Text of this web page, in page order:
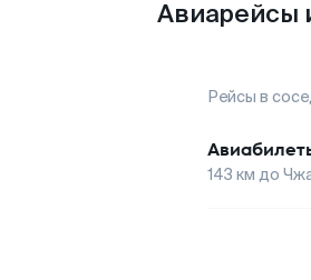
Авиарейсы
Рейсы в
143 км до